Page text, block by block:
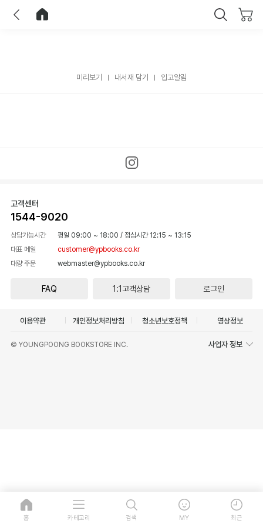
미리보기 내서재 담기 입고알림
고객센터
1544-9020
상담가능시간 평일 09:00 ~ 18:00 / 점심시간 12:15 ~ 13:15
대표 메일
customer@ypbooks.co.kr
대량 주문
webmaster@ypbooks.co.kr
FAQ 1:1고객상담 로그인
이용약관 개인정보처리방침 청소년보호정책 영상정보
© YOUNGPOONG BOOKSTORE INC. 사업자 정보
홈 카테고리 검색 MY 최근